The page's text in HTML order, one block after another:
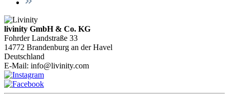
livinity GmbH & Co. KG
Fohrder Landstraße 33
14772 Brandenburg an der Havel
Deutschland
E-Mail: info@livinity.com